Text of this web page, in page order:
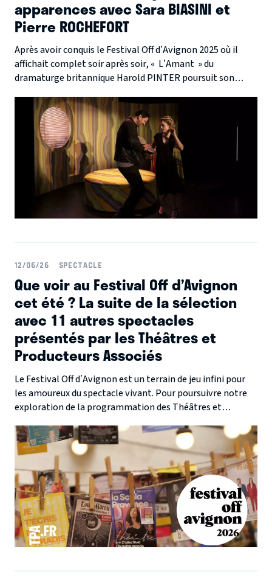
apparences avec Sara BIASINI et
Pierre ROCHEFORT
Après avoir conquis le Festival Off d’Avignon 2025 où il
affichait complet soir après soir, « L’Amant » du
dramaturge britannique Harold PINTER poursuit son
Thierry HARCOURT . Entre comédie de mœurs, thriller
psychologique et exploration des territoires du désir, le
spectacle invite le spectateur dans un labyrinthe dont il
ne ressort jamais tout à fait indemne.
12/06/26 SPECTACLE
Que voir au Festival Off d’Avignon
cet été ? La suite de la sélection
avec 11 autres spectacles
présentés par les Théâtres et
Producteurs Associés
Le Festival Off d’Avignon est un terrain de jeu infini pour
les amoureux du spectacle vivant. Pour poursuivre notre
exploration de la programmation des Théâtres et
qui illustrent toute la richesse de cette édition 2026. Du
rire à l’émotion, des grands classiques revisités aux
créations les plus contemporaines, suivez-nous pour
cette seconde étape de notre sélection.